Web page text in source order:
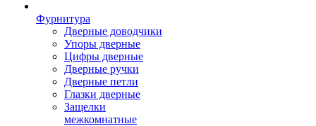
Фурнитура
Дверные доводчики
Упоры дверные
Цифры дверные
Дверные ручки
Дверные петли
Глазки дверные
Защелки
межкомнатные